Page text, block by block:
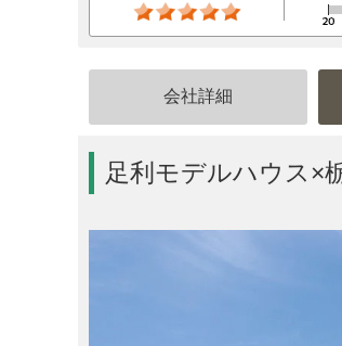
会社詳細
足利モデルハウス×